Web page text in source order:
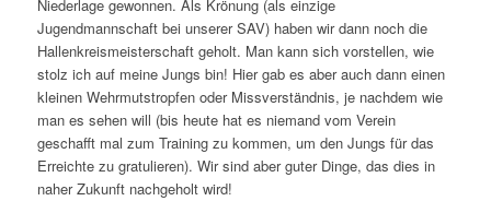
Niederlage gewonnen. Als Krönung (als einzige
Jugendmannschaft bei unserer SAV) haben wir dann noch die
Hallenkreismeisterschaft geholt. Man kann sich vorstellen, wie
stolz ich auf meine Jungs bin! Hier gab es aber auch dann einen
kleinen Wehrmutstropfen oder Missverständnis, je nachdem wie
man es sehen will (bis heute hat es niemand vom Verein
geschafft mal zum Training zu kommen, um den Jungs für das
Erreichte zu gratulieren). Wir sind aber guter Dinge, das dies in
naher Zukunft nachgeholt wird!